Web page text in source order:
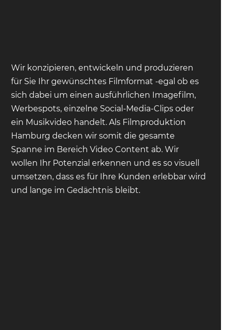
Wir konzipieren, entwickeln und produzieren
für Sie Ihr gewünschtes Filmformat -egal ob es
sich dabei um einen ausführlichen Imagefilm,
Werbespots, einzelne Social-Media-Clips oder
ein Musikvideo handelt. Als Filmproduktion
Hamburg decken wir somit die gesamte
Spanne im Bereich Video Content ab. Wir
wollen Ihr Potenzial erkennen und es so visuell
umsetzen, dass es für Ihre Kunden erlebbar wird
und lange im Gedächtnis bleibt.